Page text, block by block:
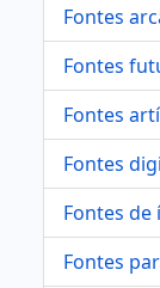
Fontes
Fontes
Fontes
Fontes
Fontes de
Fontes